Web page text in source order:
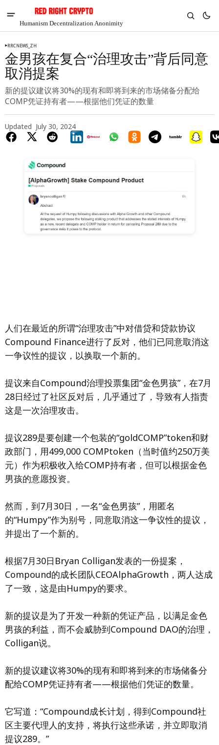
Humanism Decentralization Anonimity
$1.37
-7.61%
RRCNEWS_ZH
金男孩在复合“治理攻击”背后同意
取消提案
新的提议建议将30%的现有和即将到来的市场储备分配给
COMP凭证持有者——根据他们凭证的数量
Updated July 30, 2024
人们在最近的所谓“治理攻击”中对借贷和贷款协议
Compound Finance进行了反对，他们已同意取消这
一争议性的提议，以换取一个新的。
提议来自Compound治理投票集团“金色男孩”，在7月
28日经过了社区反对后，几乎通过了，导致有人指责
这是一次治理攻击。
提议289是要创建一个包装的“goldCOMP”token和财
政部门，用499,000 COMPtoken（当时值约250万美
元）作为积极收入给COMP持有者，但可以根据金色
男孩的意愿投资。
然而，到7月30日，一名“金色男孩”，用匿名
的“Humpy”作为别号，同意取消这一争议性的提议，
并提出了一个新的。
根据7月30日Bryan Colligan发表的一份提案，
Compound的成长团队CEOAlphaGrowth，两人达成
了一致，这是由Humpy的要求。
新的提议是为了开发一种新的凭证产品，以满足金色
男孩的利益，而不会威胁到Compound DAO的治理，
Colligan说。
新的提议建议将30%的现有和即将到来的市场储备分
配给COMP凭证持有者——根据他们凭证的数量。
它写道：“Compound成长计划，得到Compound社
区主要代理人的支持，将执行这些承诺，并立即取消
提议289。”